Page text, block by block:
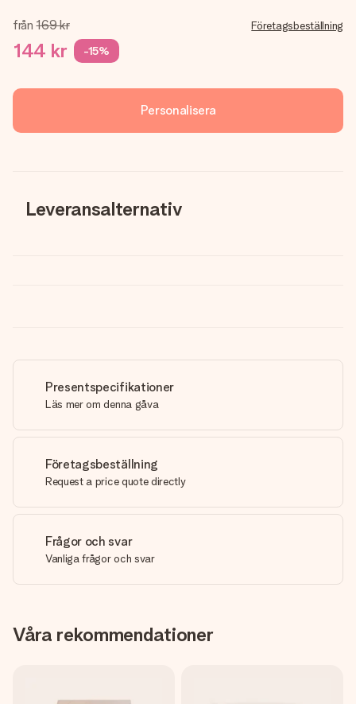
från 169 kr
144 kr -15%
Företagsbeställning
Personalisera
Leveransalternativ
Presentspecifikationer
Läs mer om denna gåva
Företagsbeställning
Request a price quote directly
Frågor och svar
Vanliga frågor och svar
Våra rekommendationer